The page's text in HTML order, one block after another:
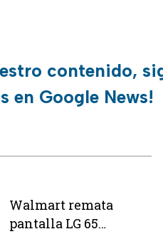
contenido,
en Google News!
Walmart remata
pantalla LG 65